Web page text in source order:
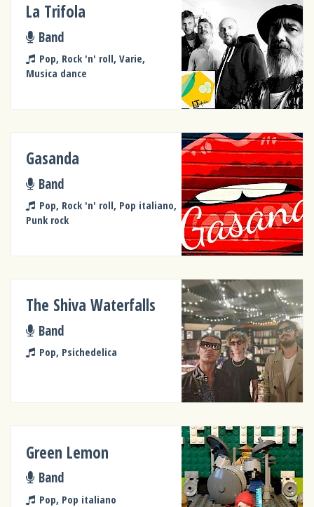
La Trifola
Band
Pop, Rock 'n' roll, Varie,
Musica dance
Gasanda
Band
Pop, Rock 'n' roll, Pop italiano,
Punk rock
The Shiva Waterfalls
Band
Pop, Psichedelica
Green Lemon
Band
Pop, Pop italiano